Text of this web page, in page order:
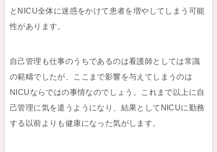
とNICU全体に迷惑をかけて患者を増やしてしまう可能
性があります。
自己管理も仕事のうちであるのは看護師としては常識
の範疇でしたが、ここまで影響を与えてしまうのは
NICUならではの事情なのでしょう。これまで以上に自
己管理に気を遣うようになり、結果としてNICUに勤務
する以前よりも健康になった気がします。